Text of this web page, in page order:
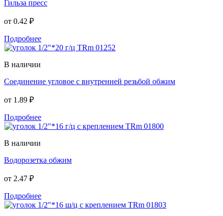
Гильза пресс
от 0.42 ₽
Подробнее
В наличии
Соединение угловое с внутренней резьбой обжим
от 1.89 ₽
Подробнее
В наличии
Водорозетка обжим
от 2.47 ₽
Подробнее